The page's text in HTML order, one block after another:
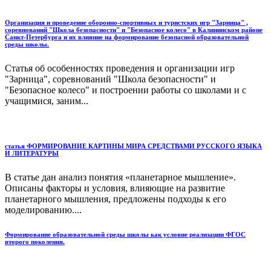
Организация и проведение оборонно-спортивных и туристских игр "Зарница" ,
соревнований "Школа безопасности" и "Безопасное колесо" в Калининском районе
Санкт-Петербурга и их влияние на формирование безопасной образовательной
среды школы.
Статья об особенностях проведения и организации игр
"Зарница", соревнований "Школа безопасности" и
"Безопасное колесо" и построении работы со школами и с
учащимися, заним...
статья ФОРМИРОВАНИЕ КАРТИНЫ МИРА СРЕДСТВАМИ РУССКОГО ЯЗЫКА
И ЛИТЕРАТУРЫ
В статье дан анализ понятия «планетарное мышление».
Описаны факторы и условия, влияющие на развитие
планетарного мышления, предложены подходы к его
моделированию....
Формирование образовательной среды школы как условие реализации ФГОС
второго поколения.